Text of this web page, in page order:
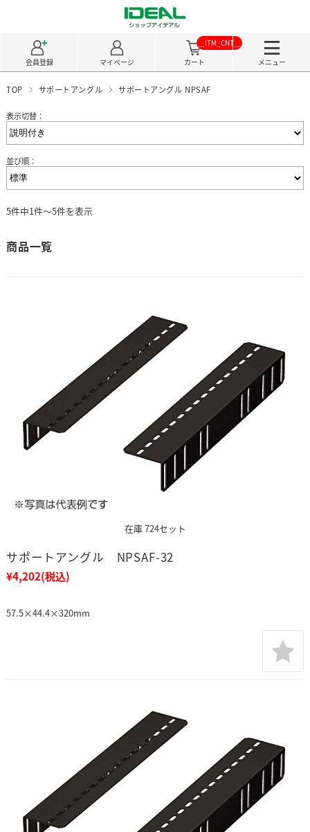
会員登録 マイページ カート
__ITM_CNT__
メニュー
TOP サポートアングル サポートアングル NPSAF
表示切替：
並び順：
5件中1件～5件を表示
商品一覧
在庫 724セット
サポートアングル NPSAF-32
¥4,202(税込)
57.5×44.4×320mm